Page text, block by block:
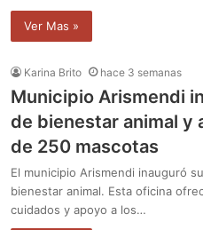
Ver Mas »
Karina Brito hace 3 semanas
Municipio Arismendi
de bienestar animal y
de 250 mascotas
El municipio Arismendi inauguró
bienestar animal. Esta oficina
cuidados y apoyo a los…